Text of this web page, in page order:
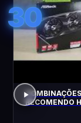
30
RECOMENDO